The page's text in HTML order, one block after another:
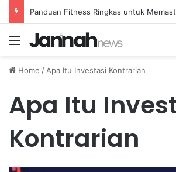
Menu
Home / Apa Itu Investasi Kontrarian
Apa Itu
Kontrarian